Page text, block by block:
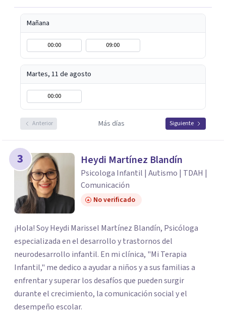
Mañana
00:00 09:00
Martes, 11 de agosto
00:00
Anterior Más días Siguiente
3 Heydi Martínez Blandín
Psicologa Infantil | Autismo | TDAH |
Comunicación
No verificado
¡Hola! Soy Heydi Marissel Martínez Blandín, Psicóloga
especializada en el desarrollo y trastornos del
neurodesarrollo infantil. En mi clínica, "Mi Terapia
Infantil," me dedico a ayudar a niños y a sus familias a
enfrentar y superar los desafíos que pueden surgir
durante el crecimiento, la comunicación social y el
desempeño escolar.